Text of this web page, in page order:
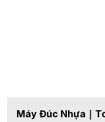
Máy Đúc Nhựa｜